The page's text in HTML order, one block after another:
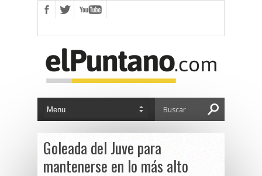
Goleada del Juve para
mantenerse en lo más alto